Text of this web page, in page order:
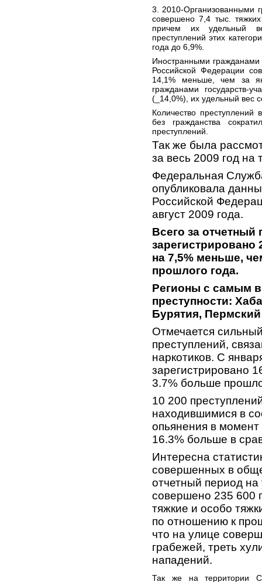
3. 2010-Организованными
совершено 7,4 тыс.
причем их удельный
преступлений этих
года до 6,9%.
Иностранными гражданами
Российской Федерации
14,1% меньше, чем за
гражданами государств-
(_14,0%), их удельный вес
Количество
без гражданства
преступлений.
Так же была
за весь 2009 год на
Федеральная
опубликовала
Российской
август 2009 года.
Всего за
зарегистрировано
на 7,5% меньше,
прошлого года.
Регионы с самым
преступности:
Бурятия,
Отмечается
преступлений,
наркотиков. С
зарегистрировано
3.7% больше
10 200
находившимися в
опьянения в
16.3% больше в
Интересна
совершенных в
отчетный период
совершено 235 600
тяжкие и особо
по отношению к
что на улице
грабежей, треть
нападений.
Так же на территории